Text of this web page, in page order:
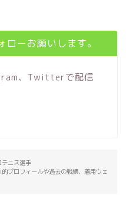
ーお願いします。
、Twitterで配信
テニス選手
プロフィールや過去の戦績、着用ウェ